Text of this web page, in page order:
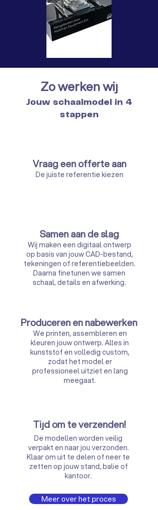
Zo werken wij
Jouw schaalmodel in 4
stappen
Vraag een offerte aan
De juiste referentie kiezen
Samen aan de slag
Wij maken een digitaal ontwerp
op basis van jouw CAD-bestand,
tekeningen of referentiebeelden.
Daarna finetunen we samen
schaal, details en afwerking.
Produceren en nabewerken
We printen, assembleren en
kleuren jouw ontwerp. Alles in
kunststof en volledig custom,
zodat het model er
professioneel uitziet en lang
meegaat.
Tijd om te verzenden!
De modellen worden veilig
verpakt en naar jou verzonden.
Klaar om uit te delen of neer te
zetten op jouw stand, balie of
kantoor.
Meer over het proces